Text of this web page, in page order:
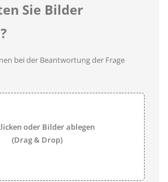
Sie Bilder
bei der Beantwortung der Frage
oder Bilder ablegen
(Drag & Drop)